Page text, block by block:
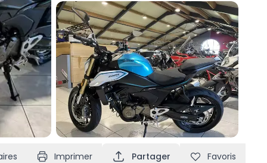
Imprimer Partager Favoris